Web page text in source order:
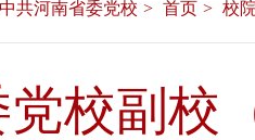
中共河南省委党校 首页 校
校副校